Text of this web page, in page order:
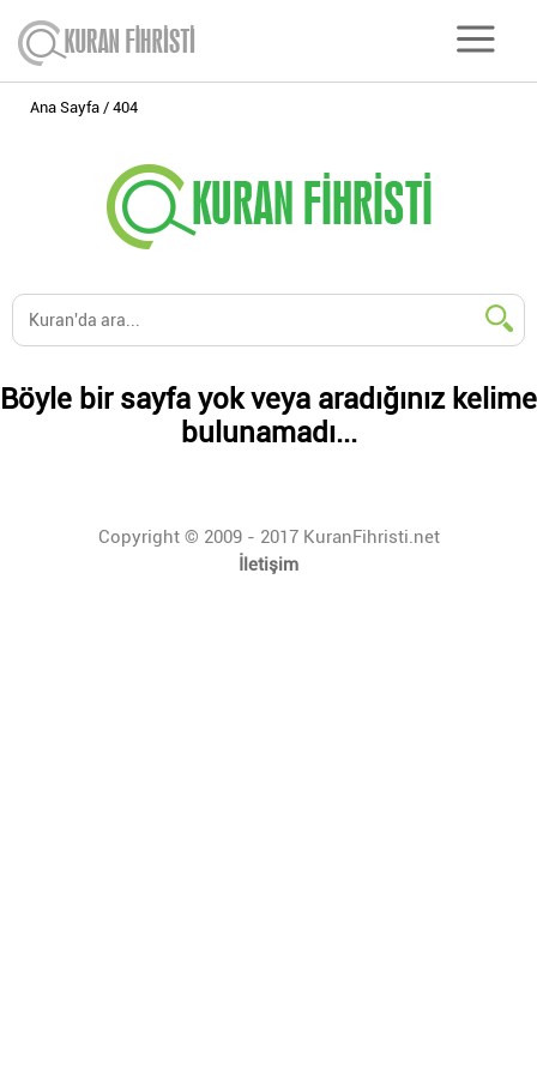
Ana Sayfa 404
Böyle bir sayfa yok veya aradığınız kelime
bulunamadı...
Copyright © 2009 - 2017 KuranFihristi.net
İletişim